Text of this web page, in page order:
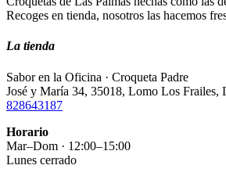
Recoges en tienda, nosotros las hacemos
La tienda
Sabor en la Oficina · Croqueta Padre
José y María 34, 35018, Lomo Los Frailes,
828643187
Horario
Mar–Dom · 12:00–15:00
Lunes cerrado